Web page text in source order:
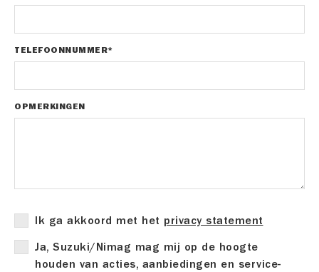
TELEFOONNUMMER*
OPMERKINGEN
Ik ga akkoord met het privacy statement
Ja, Suzuki/Nimag mag mij op de hoogte
houden van acties, aanbiedingen en service-